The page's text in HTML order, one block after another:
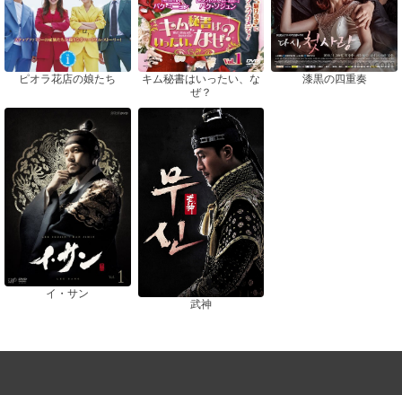
ピオラ花店の娘たち
キム秘書はいったい、な
ぜ？
漆黒の四重奏
イ・サン
武神